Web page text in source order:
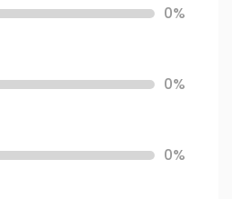
0%
0%
0%